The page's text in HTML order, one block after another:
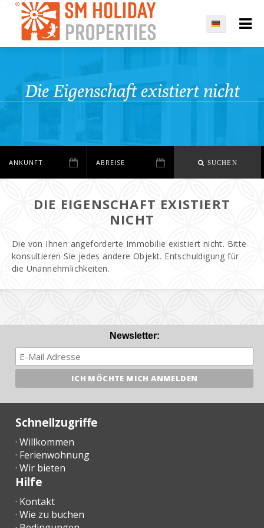
Die Eigenschaft existiert nicht
SUCHEN
DIE EIGENSCHAFT EXISTIERT
NICHT
Die von Ihnen angeforderte Immobilie existiert nicht. Bitte
konsultieren Sie jedes andere Objekt. Entschuldigung für
die Unannehmlichkeiten.
Newsletter:
Schnellzugriffe
· Willkommen
· Ferienwohnung
· Wir bieten
Hilfe
· Kontakt
· Wie zu buchen